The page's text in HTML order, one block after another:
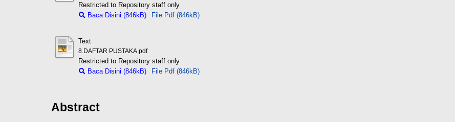
Restricted to Repository staff only
Baca Disini (846kB)
File Pdf (846kB)
Text
8.DAFTAR PUSTAKA.pdf
Restricted to Repository staff only
Baca Disini (846kB)
File Pdf (846kB)
Abstract